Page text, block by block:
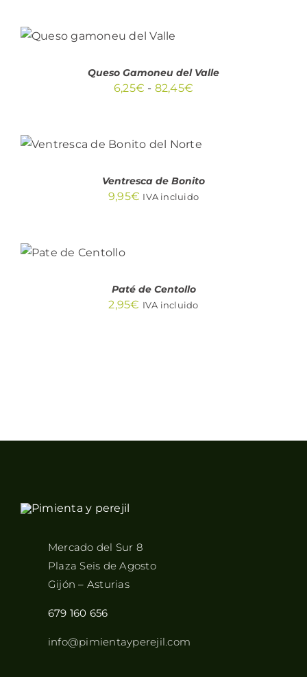
OPCIONES ESTE
MÚLTIPLES
VARIANTES.
PUEDEN
LA
PÁGINA
/
Queso Gamoneu del Valle
6,25€ - 82,45€
desde
hasta
82,45€
AÑADIR AL CARRITO
/
Ventresca de Bonito
9,95€ IVA incluido
CARRITO
Paté de Centollo
2,95€ IVA incluido
Mercado del Sur 8
Plaza Seis de Agosto
Gijón – Asturias
679 160 656
info@pimientayperejil.com